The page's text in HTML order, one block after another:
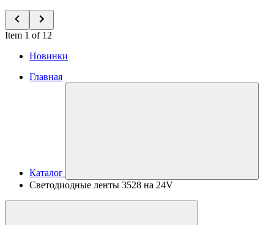
Item 1 of 12
Новинки
Главная
Каталог
Светодиодные ленты 3528 на 24V